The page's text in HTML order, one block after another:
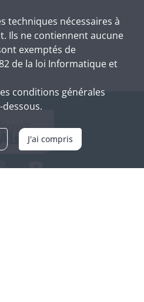
techniques nécessaires à
Ils ne contiennent aucune
exemptés de
de la loi Informatique et
conditions générales
J'ai compris